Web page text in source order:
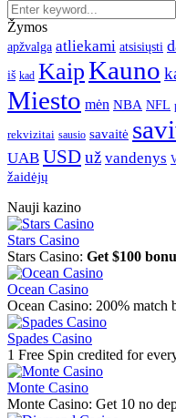
Žymos
apžvalga atliekami atsisiųsti
iš kad KaipKauno
Miesto mėn NBA NFL
rekvizitai sausio savaitė
UAB USDuž vandenys
žaidėjų
Nauji kazino
Stars Casino
Stars Casino: Get $100
Ocean Casino
Ocean Casino: 200% match
Spades Casino
1 Free Spin credited for
Monte Casino
Monte Casino: Get 10 no